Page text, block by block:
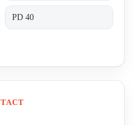
PD 40